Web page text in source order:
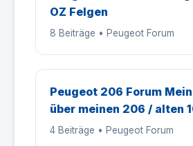
OZ Felgen
8 Beiträge • Peugeot Forum
Peugeot 206 Forum
über meinen 206 / alten
4 Beiträge • Peugeot Forum